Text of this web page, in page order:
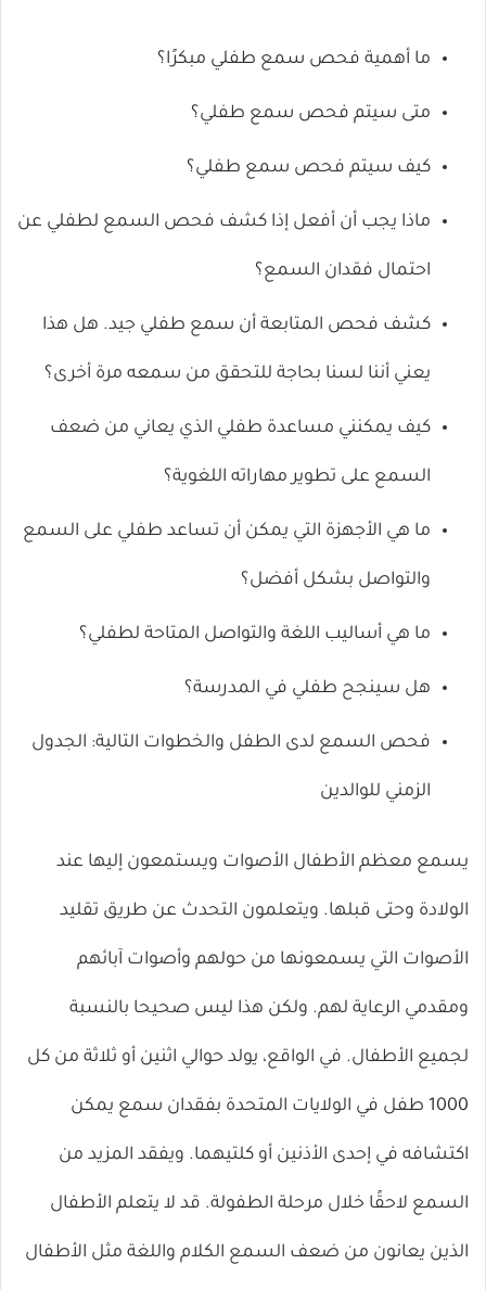
ما أهمية فحص سمع طفلي مبكرًا؟
متى سيتم فحص سمع طفلي؟
كيف سيتم فحص سمع طفلي؟
ماذا يجب أن أفعل إذا كشف فحص السمع لطفلي عن
احتمال فقدان السمع؟
كشف فحص المتابعة أن سمع طفلي جيد. هل هذا
يعني أننا لسنا بحاجة للتحقق من سمعه مرة أخرى؟
كيف يمكنني مساعدة طفلي الذي يعاني من ضعف
السمع على تطوير مهاراته اللغوية؟
ما هي الأجهزة التي يمكن أن تساعد طفلي على السمع
والتواصل بشكل أفضل؟
ما هي أساليب اللغة والتواصل المتاحة لطفلي؟
هل سينجح طفلي في المدرسة؟
فحص السمع لدى الطفل والخطوات التالية: الجدول
الزمني للوالدين
يسمع معظم الأطفال الأصوات ويستمعون إليها عند
الولادة وحتى قبلها. ويتعلمون التحدث عن طريق تقليد
الأصوات التي يسمعونها من حولهم وأصوات آبائهم
ومقدمي الرعاية لهم. ولكن هذا ليس صحيحا بالنسبة
لجميع الأطفال. في الواقع، يولد حوالي اثنين أو ثلاثة من كل
1000 طفل في الولايات المتحدة بفقدان سمع يمكن
اكتشافه في إحدى الأذنين أو كلتيهما. ويفقد المزيد من
السمع لاحقًا خلال مرحلة الطفولة. قد لا يتعلم الأطفال
الذين يعانون من ضعف السمع الكلام واللغة مثل الأطفال